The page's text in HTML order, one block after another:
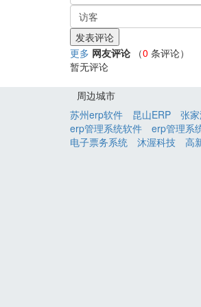
更多 网友评论 （0 条评论）
暂无评论
周边城市
苏州erp软件
昆山ERP 张
erp管理系统软件
erp管理系
电子票务系统
沐渥科技 高